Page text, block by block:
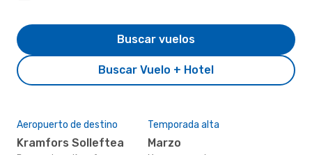
Buscar Vuelo + Hotel
Buscar vuelos
Aeropuerto de destino
Kramfors Solleftea
Temporada alta
marzo